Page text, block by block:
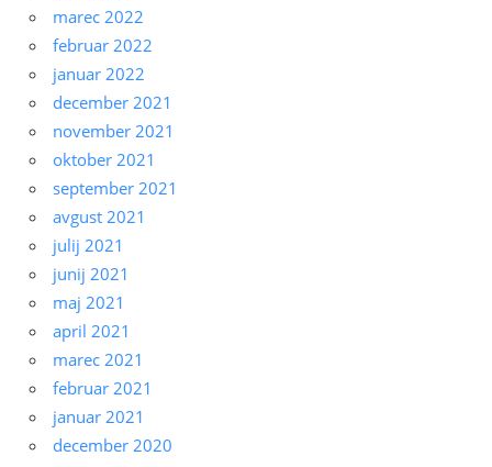
marec 2022
februar 2022
januar 2022
december 2021
november 2021
oktober 2021
september 2021
avgust 2021
julij 2021
junij 2021
maj 2021
april 2021
marec 2021
februar 2021
januar 2021
december 2020